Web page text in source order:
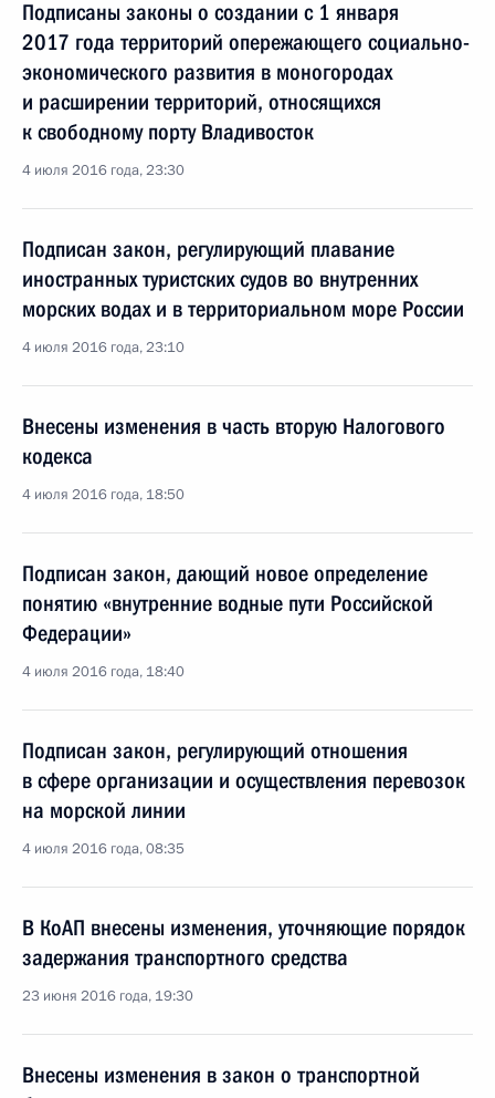
Подписаны законы о создании с 1 января
2017 года территорий опережающего социально-
экономического развития в моногородах
и расширении территорий, относящихся
к свободному порту Владивосток
4 июля 2016 года, 23:30
Подписан закон, регулирующий плавание
иностранных туристских судов во внутренних
морских водах и в территориальном море России
4 июля 2016 года, 23:10
Внесены изменения в часть вторую Налогового
кодекса
4 июля 2016 года, 18:50
Подписан закон, дающий новое определение
понятию «внутренние водные пути Российской
Федерации»
4 июля 2016 года, 18:40
Подписан закон, регулирующий отношения
в сфере организации и осуществления перевозок
на морской линии
4 июля 2016 года, 08:35
В КоАП внесены изменения, уточняющие порядок
задержания транспортного средства
23 июня 2016 года, 19:30
Внесены изменения в закон о транспортной